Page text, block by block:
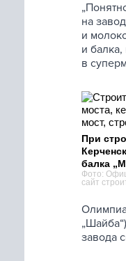
на
и
и
в
При
балка
Фото:
сайт
завода